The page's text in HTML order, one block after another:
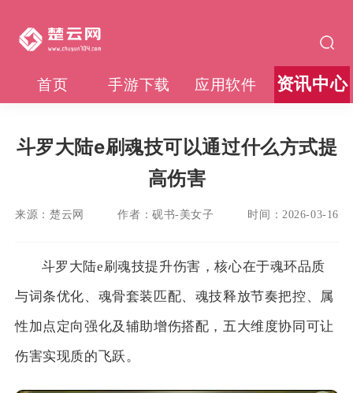
首页 手游下载 应用软件 资讯中心
斗罗大陆e刷魂技可以通过什么方式提
高伤害
来源： 楚云网 作者：砚书-美女子 时间： 2026-03-16
斗罗大陆e刷魂技提升伤害，核心在于魂环品质
与词条优化、魂骨套装匹配、魂技释放节奏把控、属
性加点定向强化及辅助增伤搭配，五大维度协同可让
伤害实现质的飞跃。